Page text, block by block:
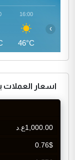
16:00
46°C
›
اسعار العملات